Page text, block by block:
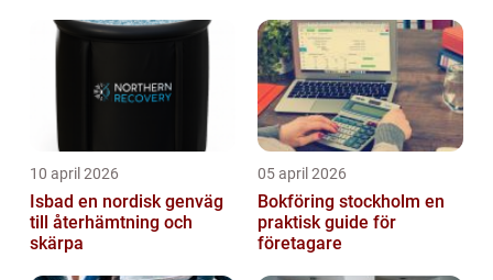
10 april 2026
Isbad en nordisk genväg
till återhämtning och
skärpa
05 april 2026
Bokföring stockholm en
praktisk guide för
företagare